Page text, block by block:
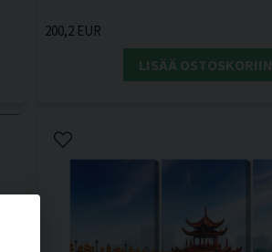
200,2 EUR
LISÄÄ OSTOSKORIIN